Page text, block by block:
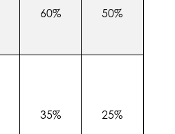
60% 50%
35% 25%